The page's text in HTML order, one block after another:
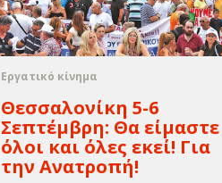
Εργατικό κίνημα
Θεσσαλονίκη 5-6
Σεπτέμβρη: Θα είμαστε
όλοι και όλες εκεί! Για
την Ανατροπή!